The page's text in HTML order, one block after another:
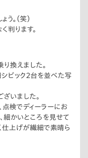
ります。
は使えなかった
ね、ほぼ使わないで
。
。（笑）
判ります。
換えました。
ビック2台を並べた写
いました。
点検でディーラーにお
細かいところを見せて
仕上げが繊細で素晴ら